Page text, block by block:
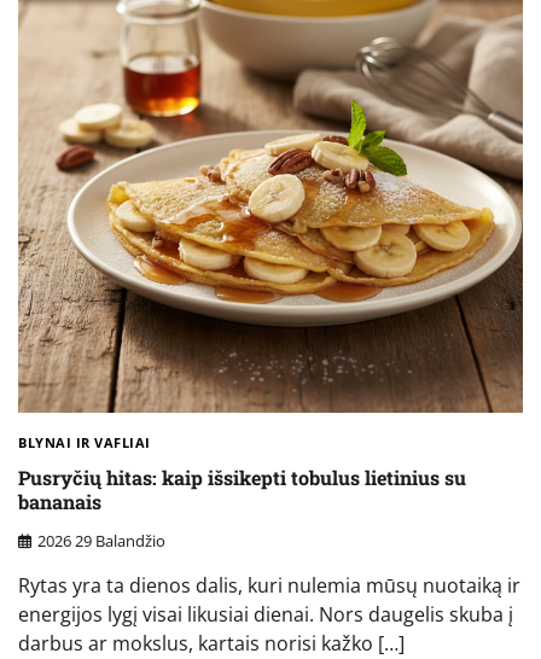
BLYNAI IR VAFLIAI
Pusryčių hitas: kaip išsikepti tobulus lietinius su
bananais
2026 29 Balandžio
Rytas yra ta dienos dalis, kuri nulemia mūsų nuotaiką ir
energijos lygį visai likusiai dienai. Nors daugelis skuba į
darbus ar mokslus, kartais norisi kažko […]